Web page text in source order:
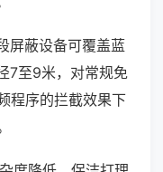
屏蔽设备可覆盖蓝
7至9米，对常规免
程序的拦截效果下